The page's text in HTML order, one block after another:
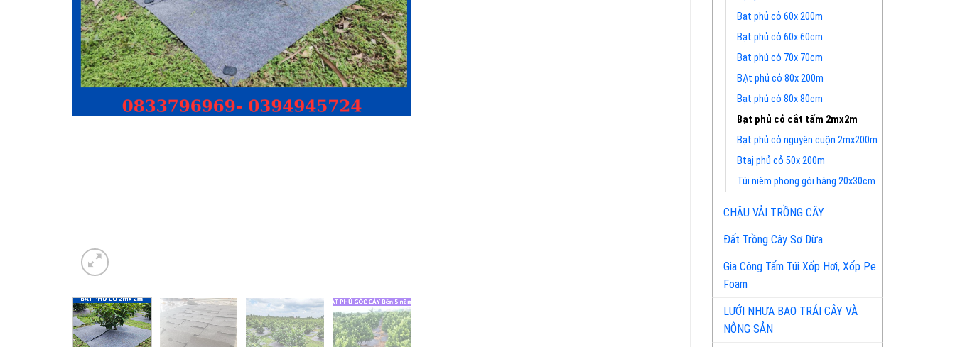
Bạt phủ cỏ 60x 200m
Bạt phủ cỏ 60x 60cm
Bạt phủ cỏ 70x 70cm
BẠt phủ cỏ 80x 200m
Bạt phủ cỏ 80x 80cm
Bạt phủ cỏ cắt tấm 2mx2m
Bạt phủ cỏ nguyên cuộn 2mx200m
Btaj phủ cỏ 50x 200m
Túi niêm phong gói hàng 20x30cm
CHẬU VẢI TRỒNG CÂY
Đất Trồng Cây Sơ Dừa
Gia Công Tấm Túi Xốp Hơi, Xốp Pe
Foam
LƯỚI NHỰA BAO TRÁI CÂY VÀ
NÔNG SẢN